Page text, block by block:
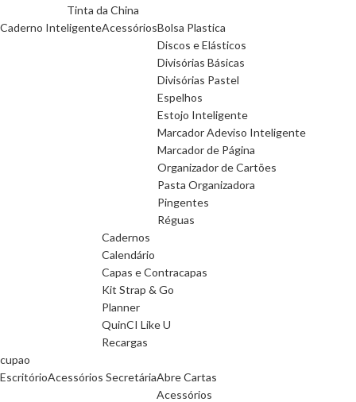
Tinta da China
Caderno InteligenteAcessóriosBolsa Plastica
Discos e Elásticos
Divisórias Básicas
Divisórias Pastel
Espelhos
Estojo Inteligente
Marcador Adeviso Inteligente
Marcador de Página
Organizador de Cartões
Pasta Organizadora
Pingentes
Réguas
Cadernos
Calendário
Capas e Contracapas
Kit Strap & Go
Planner
QuinCI Like U
Recargas
cupao
EscritórioAcessórios SecretáriaAbre Cartas
Acessórios